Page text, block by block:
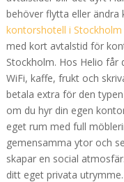
behöver flytta eller ändra
kontorshotell i Stockholm
med kort avtalstid för
Stockholm. Hos Helio får
WiFi, kaffe, frukt och
betala extra för den
om du hyr din egen
eget rum med full
gemensamma ytor och
skapar en social
ditt eget privata